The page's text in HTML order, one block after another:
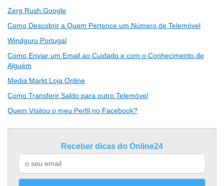
Zerg Rush Google
Como Descobrir a Quem Pertence um Número de Telemóvel
Windguru Portugal
Como Enviar um Email ao Cuidado e com o Conhecimento de
Alguém
Media Markt Loja Online
Como Transferir Saldo para outro Telemóvel
Quem Visitou o meu Perfil no Facebook?
Receber dicas do Online24